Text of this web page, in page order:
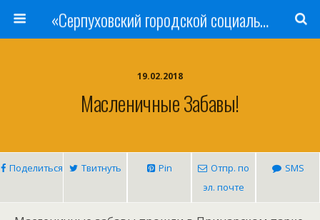
«Серпуховский городской социально-реабилитационный Центр для несовершеннолетних»
19.02.2018
Масленичные Забавы!
Поделиться Твитнуть Pin
Отпр. по
эл. почте
SMS